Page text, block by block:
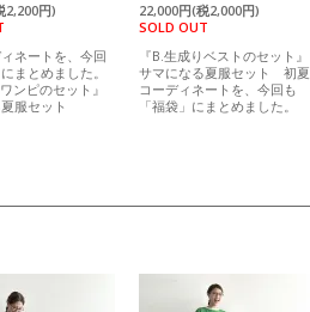
2,200円)
ネートを、今回
まとめました。
ンピのセット』
服セット
22,000円(税2,000円)
SOLD OUT
『B.生成りベストのセット』
サマになる夏服セット 初夏
コーディネートを、今回も
「福袋」にまとめました。